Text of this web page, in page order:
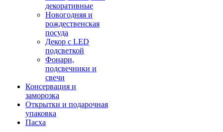
декоративные
Новогодняя и
рождественская
посуда
Декор с LED
подсветкой
Фонари,
подсвечники и
свечи
Консервация и
заморозка
Открытки и подарочная
упаковка
Пасха